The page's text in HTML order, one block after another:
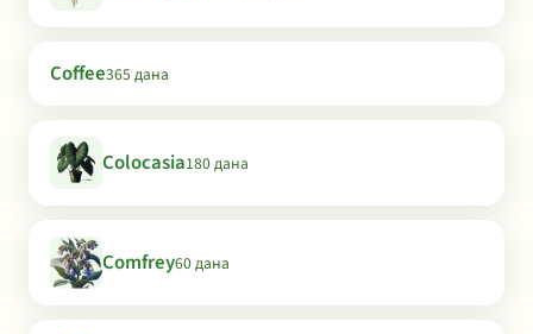
Coffee365 дана
Colocasia180 дана
Comfrey60 дана